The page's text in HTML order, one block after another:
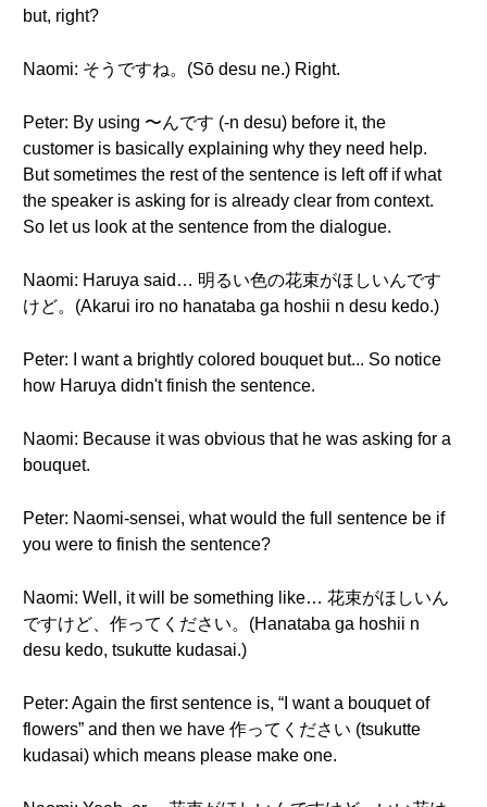
but, right?
Naomi: そうですね。(Sō desu ne.) Right.
Peter: By using 〜んです (-n desu) before it, the
customer is basically explaining why they need help.
But sometimes the rest of the sentence is left off if what
the speaker is asking for is already clear from context.
So let us look at the sentence from the dialogue.
Naomi: Haruya said… 明るい色の花束がほしいんです
けど。(Akarui iro no hanataba ga hoshii n desu kedo.)
Peter: I want a brightly colored bouquet but... So notice
how Haruya didn't finish the sentence.
Naomi: Because it was obvious that he was asking for a
bouquet.
Peter: Naomi-sensei, what would the full sentence be if
you were to finish the sentence?
Naomi: Well, it will be something like… 花束がほしいん
ですけど、作ってください。(Hanataba ga hoshii n
desu kedo, tsukutte kudasai.)
Peter: Again the first sentence is, “I want a bouquet of
flowers” and then we have 作ってください (tsukutte
kudasai) which means please make one.